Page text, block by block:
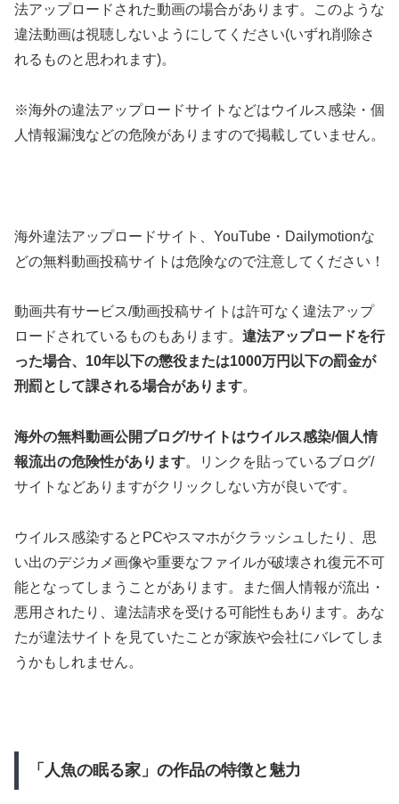
法アップロードされた動画の場合があります。このような
違法動画は視聴しないようにしてください(いずれ削除さ
れるものと思われます)。
※海外の違法アップロードサイトなどはウイルス感染・個
人情報漏洩などの危険がありますので掲載していません。
海外違法アップロードサイト、YouTube・Dailymotionな
どの無料動画投稿サイトは危険なので注意してください！
動画共有サービス/動画投稿サイトは許可なく違法アップ
ロードされているものもあります。 違法アップロードを行
った場合、10年以下の懲役または1000万円以下の罰金が
刑罰として課される場合があります。
海外の無料動画公開ブログ/サイトはウイルス感染/個人情
報流出の危険性があります。リンクを貼っているブログ/
サイトなどありますがクリックしない方が良いです。
ウイルス感染するとPCやスマホがクラッシュしたり、思
い出のデジカメ画像や重要なファイルが破壊され復元不可
能となってしまうことがあります。また個人情報が流出・
悪用されたり、違法請求を受ける可能性もあります。あな
たが違法サイトを見ていたことが家族や会社にバレてしま
うかもしれません。
「人魚の眠る家」の作品の特徴と魅力